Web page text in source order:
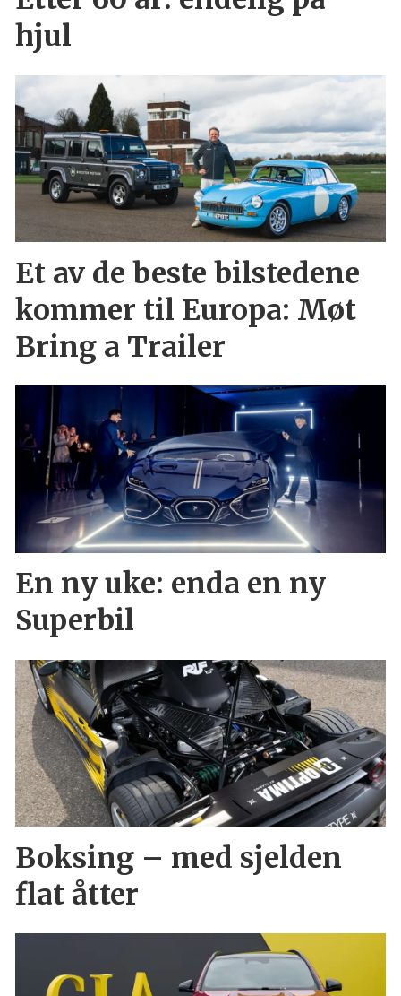
hjul
Et av de beste bilstedene
kommer til Europa: Møt
Bring a Trailer
En ny uke: enda en ny
Superbil
Boksing – med sjelden
flat åtter